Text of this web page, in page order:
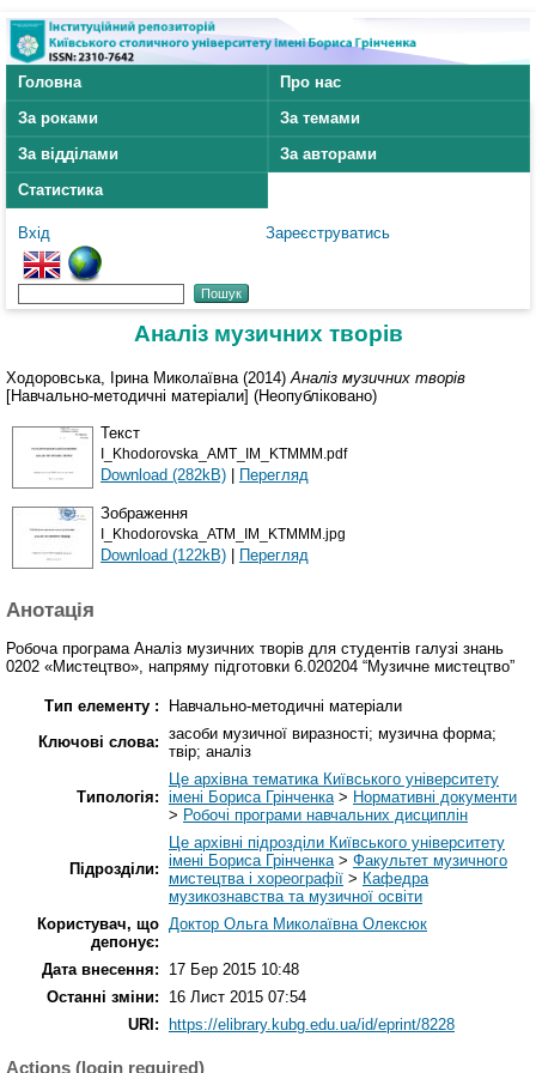
Головна
Про нас
За роками
За темами
За відділами
За авторами
Статистика
Вхід Зареєструватись
Аналіз музичних творів
Ходоровська, Ірина Миколаївна (2014) Аналіз музичних творів
[Навчально-методичні матеріали] (Неопубліковано)
Текст
I_Khodorovska_AMT_IM_KTMMM.pdf
Download (282kB) | Перегляд
Зображення
I_Khodorovska_ATM_IM_KTMMM.jpg
Download (122kB) | Перегляд
Анотація
Робоча програма Аналіз музичних творів для студентів галузі знань
0202 «Мистецтво», напряму підготовки 6.020204 “Музичне мистецтво”
Тип елементу :
Навчально-методичні матеріали
Ключові слова: засоби музичної виразності; музична форма;
твір; аналіз
Типологія:
Це архівна тематика Київського університету
імені Бориса Грінченка> Нормативні документи
> Робочі програми навчальних дисциплін
Підрозділи:
Це архівні підрозділи Київського університету
імені Бориса Грінченка> Факультет музичного
мистецтва і хореографії > Кафедра
музикознавства та музичної освіти
Користувач, що
депонує:
Доктор Ольга Миколаївна Олексюк
Дата внесення:
17 Бер 2015 10:48
Останні зміни:
16 Лист 2015 07:54
URI:
https://elibrary.kubg.edu.ua/id/eprint/8228
Actions (login required)